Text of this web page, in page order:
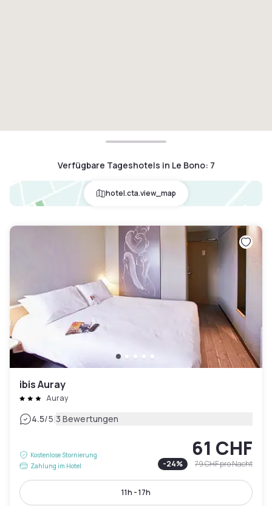
Verfügbare Tageshotels in Le Bono: 7
hotel.cta.view_map
ibis Auray
Auray
4.5/5|3 Bewertungen
Kostenlose Stornierung
Zahlung im Hotel
61 CHF
-24% 79 CHFpro Nacht
11h - 17h